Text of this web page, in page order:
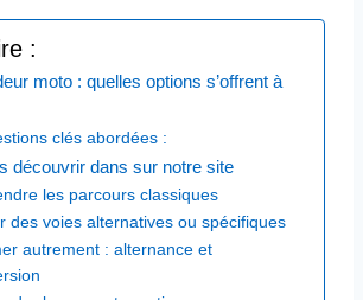
:
moto : quelles options s’offrent à
clés abordées :
découvrir dans sur notre site
les parcours classiques
des voies alternatives ou spécifiques
autrement : alternance et